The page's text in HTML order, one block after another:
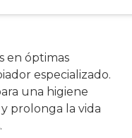
en óptimas
especializado.
una higiene
prolonga la vida